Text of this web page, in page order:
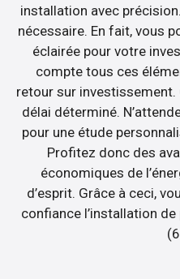
installation avec
nécessaire. En fait, vous
éclairée pour votre
compte tous ces
retour sur investissement.
délai déterminé.
pour une étude
Profitez donc des
économiques de
d’esprit. Grâce à ceci,
confiance l’installation